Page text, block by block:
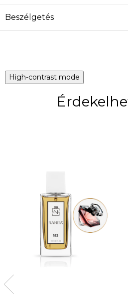
Beszélgetés
High-contrast mode